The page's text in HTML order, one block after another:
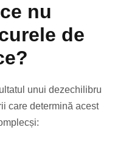
nu
de
unui dezechilibru
care determină acest